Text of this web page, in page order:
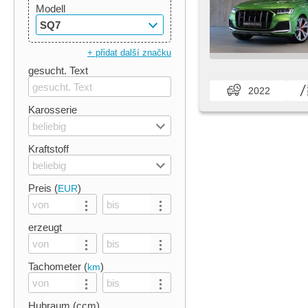
Modell
SQ7
+ přidat další značku
gesucht. Text
Karosserie
beliebig
Kraftstoff
beliebig
Preis (EUR)
erzeugt
Tachometer (km)
Hubraum (ccm)
2022